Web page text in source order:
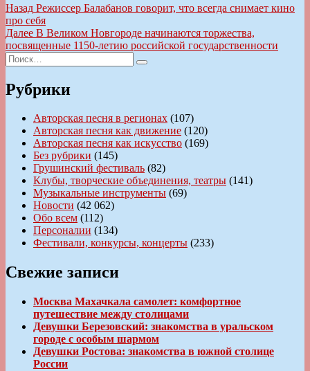
Навигация
по
записям
Назад Предыдущая
запись:
Режиссер Балабанов говорит, что всегда снимает кино
про себя
Далее Следующая
запись:
В Великом Новгороде начинаются торжества,
посвященные 1150-летию российской государственности
Искать:
Поиск
Рубрики
Авторская песня в регионах (107)
Авторская песня как движение (120)
Авторская песня как искусство (169)
Без рубрики (145)
Грушинский фестиваль (82)
Клубы, творческие объединения, театры (141)
Музыкальные инструменты (69)
Новости (42 062)
Обо всем (112)
Персоналии (134)
Фестивали, конкурсы, концерты (233)
Свежие записи
Москва Махачкала самолет: комфортное
путешествие между столицами
Девушки Березовский: знакомства в уральском
городе с особым шармом
Девушки Ростова: знакомства в южной столице
России